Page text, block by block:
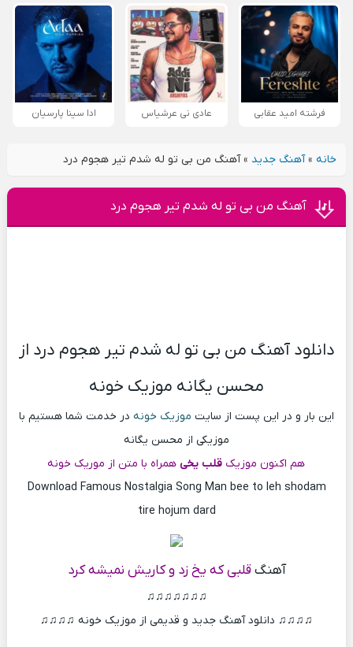
فرشته امید عقابی عادی نی عرشیاس ادا سینا پارسیان
خانه»آهنگ جدید »آهنگ من بی تو له شدم تیر هجوم درد
آهنگ من بی تو له شدم تیر هجوم درد
دانلود آهنگ من بی تو له شدم تیر هجوم درد از
محسن یگانه موزیک خونه
این بار و در این پست از سایت موزیک خونه در خدمت شما هستیم با
موزیکی از محسن یگانه
هم اکنون موزیک قلب یخی همراه با متن از موریک خونه
Download Famous Nostalgia Song Man bee to leh shodam
tire hojum dard
آهنگ قلبی که یخ زد و کاریش نمیشه کرد
♫♫♫♫♫♫♫
♫♫♫♫ دانلود آهنگ جدید و قدیمی از موزیک خونه ♫♫♫♫